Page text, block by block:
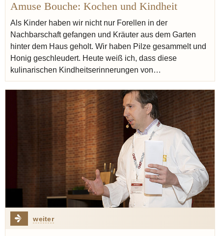
Tafelspitz
Patron éditorial Klink Vincent
Amuse Bouche: Kochen und Kindheit
Als Kinder haben wir nicht nur Forellen in der
Nachbarschaft gefangen und Kräuter aus dem Garten
hinter dem Haus geholt. Wir haben Pilze gesammelt und
Honig geschleudert. Heute weiß ich, dass diese
kulinarischen Kindheitserinnerungen von…
weiter